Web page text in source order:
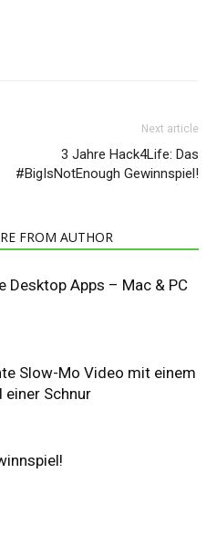
Next article
3 Jahre Hack4Life: Das
#BigIsNotEnough Gewinnspiel!
FROM AUTHOR
Desktop Apps – Mac & PC
Slow-Mo Video mit einem
einer Schnur